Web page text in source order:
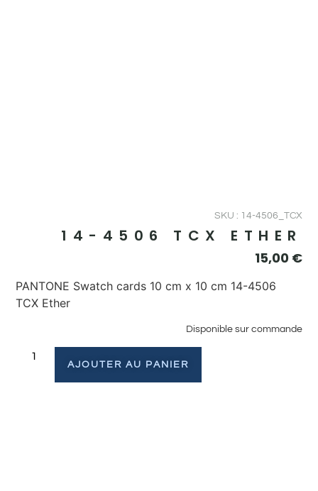
SKU : 14-4506_TCX
14-4506 TCX ETHER
15,00 €
PANTONE Swatch cards 10 cm x 10 cm 14-4506
TCX Ether
Disponible sur commande
AJOUTER AU PANIER